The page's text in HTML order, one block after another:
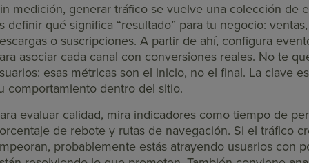
medición, generar tráfico se vuelve una colección de
definir qué significa “resultado” para tu negocio:
o suscripciones. A partir de ahí, configura
asociar cada canal con conversiones reales. No te
esas métricas son el inicio, no el final. La clave
comportamiento dentro del sitio.
evaluar calidad, mira indicadores como tiempo de
de rebote y rutas de navegación. Si el tráfico
probablemente estás atrayendo usuarios con